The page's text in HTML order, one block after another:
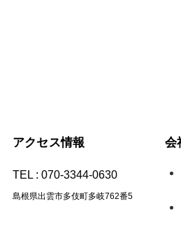
アクセス情報
TEL : 070-3344-0630
島根県出雲市多伎町多岐762番5
会